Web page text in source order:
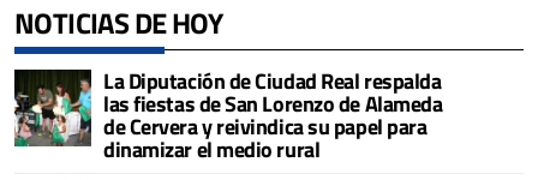
NOTICIAS DE HOY
La Diputación de Ciudad Real respalda
las fiestas de San Lorenzo de Alameda
de Cervera y reivindica su papel para
dinamizar el medio rural